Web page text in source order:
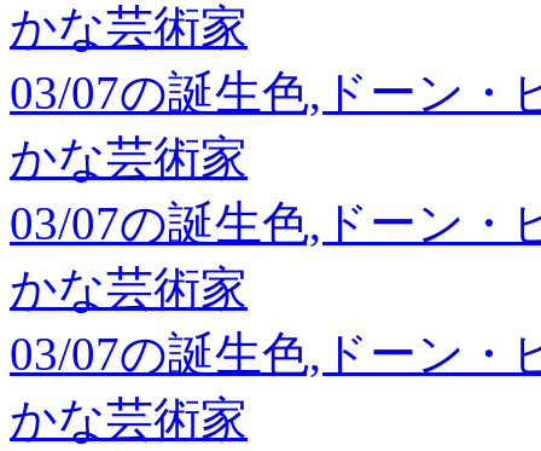
かな芸術家
03/07の誕生色,ドーン・
かな芸術家
03/07の誕生色,ドーン・
かな芸術家
03/07の誕生色,ドーン・
かな芸術家